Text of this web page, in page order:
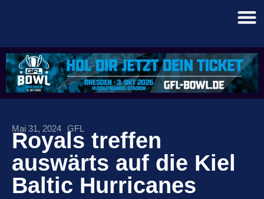
Mai 31, 2024 GFL
Royals treffen
auswärts auf die Kiel
Baltic Hurricanes